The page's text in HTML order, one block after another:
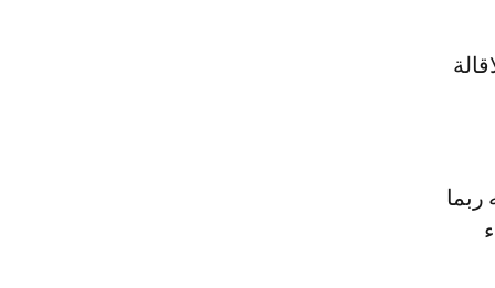
أن الاقالة
ربما